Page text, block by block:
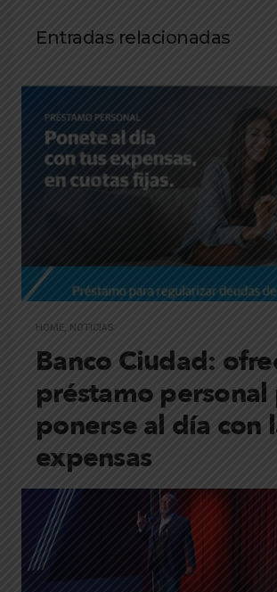
Entradas relacionadas
HOME, NOTICIAS
Banco Ciudad:
préstamo personal
ponerse al día con
expensas